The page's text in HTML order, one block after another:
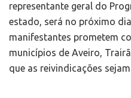
representante geral do
estado, será no próximo
manifestantes prometem
municípios de Aveiro,
que as reivindicações